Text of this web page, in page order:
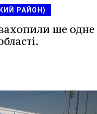
РАЙОН)
захопили ще одне